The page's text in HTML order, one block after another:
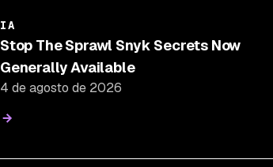
IA
Stop The Sprawl Snyk Secrets Now
Generally Available
4 de agosto de 2026